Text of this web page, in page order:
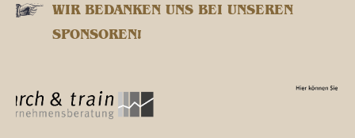
WIR BEDANKEN UNS BEI UNSEREN
SPONSOREN!